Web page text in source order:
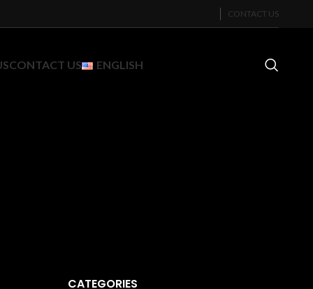
CONTACT US
CONTACT US ENGLISH
CATEGORIES